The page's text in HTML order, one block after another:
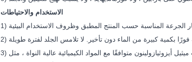
الاستخدام والاحتياطات
بكمية كبيرة من الماء دون تأخير. لا تلامس الجلد لفترة طويلة
3) يجب ألا يكون مبيد فطريات ميثيل أيزوثيازولينون متوافقًا مع المواد الكيميائية عالية النواة ، مثل S2- و R-NH2 ، وما إلى ذلك ، مما يؤدي إلى انخفاض جودة